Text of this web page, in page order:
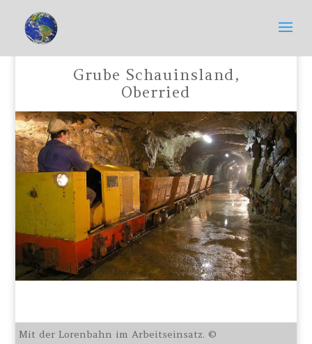
Grube Schauinsland,
Oberried
Mit der Lorenbahn im Arbeitseinsatz. ©